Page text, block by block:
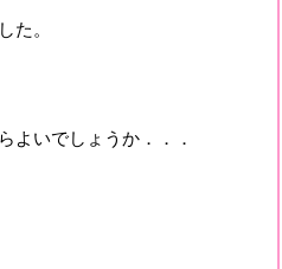
た。
よいでしょうか．．．